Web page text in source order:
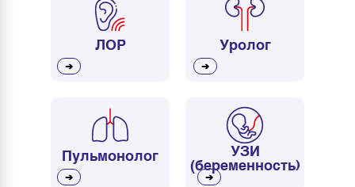
УЗИ
(беременность)
➔
Пульмонолог
➔
Уролог
➔
ЛОР
➔